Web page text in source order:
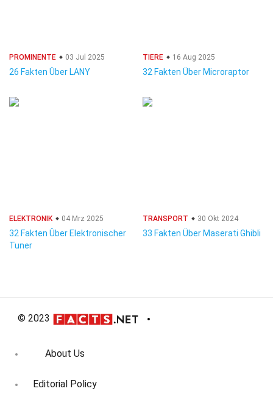
PROMINENTE 03 Jul 2025
26 Fakten Über LANY
TIERE 16 Aug 2025
32 Fakten Über Microraptor
ELEKTRONIK 04 Mrz 2025
32 Fakten Über Elektronischer
Tuner
TRANSPORT 30 Okt 2024
33 Fakten Über Maserati Ghibli
© 2023
About Us
Editorial Policy